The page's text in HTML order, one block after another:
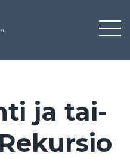
ja tai­